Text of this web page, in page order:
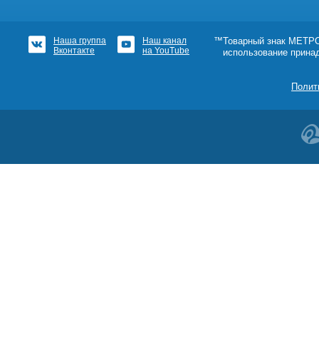
Наша группа
Вконтакте
Наш канал
на YouTube
™Товарный знак
использование